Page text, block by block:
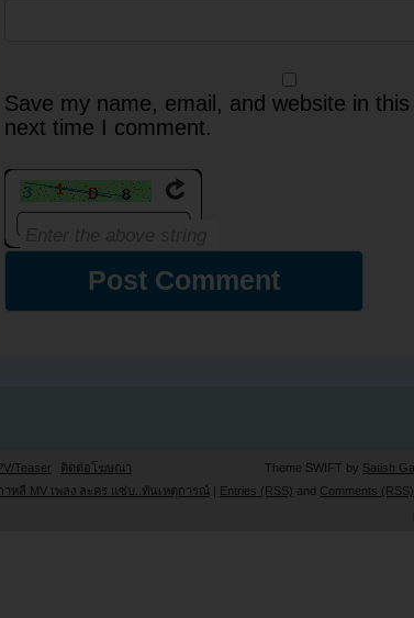
Save my name, email, and website in
next time I comment.
Teaser ติดต่อโฆษณา Theme SWIFT by Satish
หลี MV เพลง ละคร แซ่บ..ทันเหตุการณ์ | Entries (RSS) and Comments (RSS)